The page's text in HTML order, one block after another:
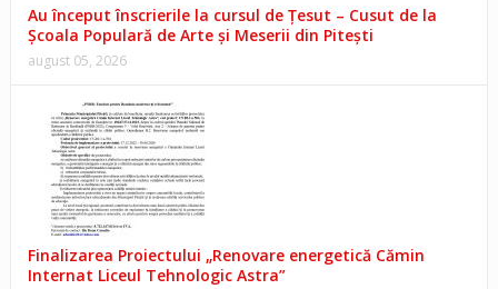
Au început înscrierile la cursul de Țesut – Cusut de la
Școala Populară de Arte și Meserii din Pitești
august 05, 2026
Finalizarea Proiectului „Renovare energetică Cămin
Internat Liceul Tehnologic Astra”